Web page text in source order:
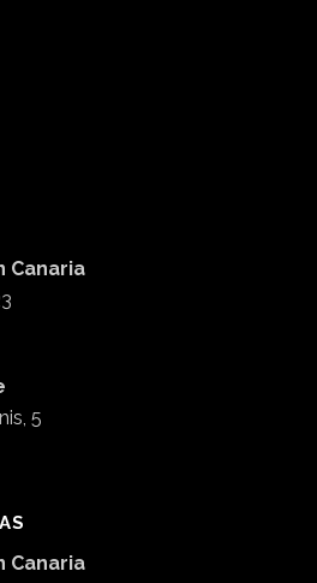
Canaria
5
Canaria